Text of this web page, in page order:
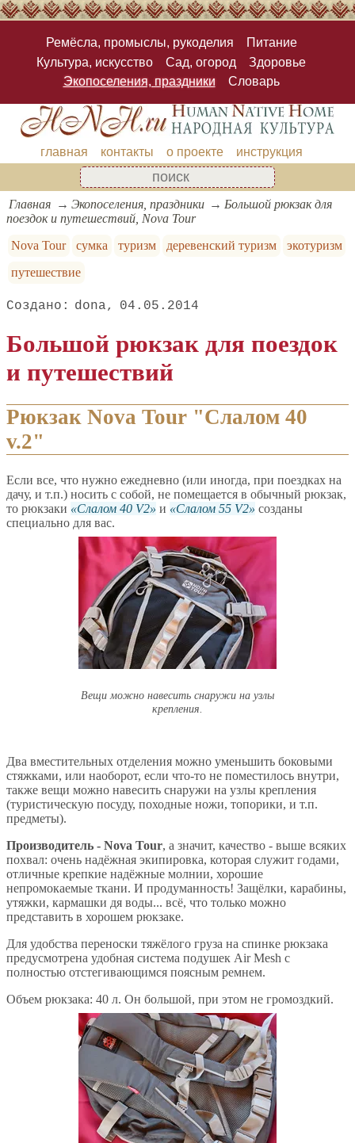
Ремёсла, промыслы, рукоделия
Питание
Культура, искусство
Сад, огород
Здоровье
Экопоселения, праздники
Словарь
главная контакты о проекте инструкция
Главная Экопоселения, праздники
Большой рюкзак для
поездок и путешествий, Nova Tour
Nova Tour
сумка туризм деревенский туризм
экотуризм
путешествие
dona 04.05.2014
Большой рюкзак для поездок
и путешествий
Рюкзак Nova Tour "Слалом 40
v.2"
Если все, что нужно ежедневно (или иногда, при поездках на
дачу, и т.п.) носить с собой, не помещается в обычный рюкзак,
то рюкзаки
Слалом 40 V2 и Слалом 55 V2
созданы
специально для вас.
Вещи можно навесить снаружи на узлы
крепления.
Два вместительных отделения можно уменьшить боковыми
стяжками, или наоборот, если что-то не поместилось внутри,
также вещи можно навесить снаружи на узлы крепления
(туристическую посуду, походные ножи, топорики, и т.п.
предметы).
Производитель - Nova Tour, а значит, качество - выше всяких
похвал: очень надёжная экипировка, которая служит годами,
отличные крепкие надёжные молнии, хорошие
непромокаемые ткани. И продуманность! Защёлки, карабины,
утяжки, кармашки дя воды... всё, что только можно
представить в хорошем рюкзаке.
Для удобства переноски тяжёлого груза на спинке рюкзака
предусмотрена удобная система подушек Air Mesh с
полностью отстегивающимся поясным ремнем.
Объем рюкзака: 40 л. Он большой, при этом не громоздкий.